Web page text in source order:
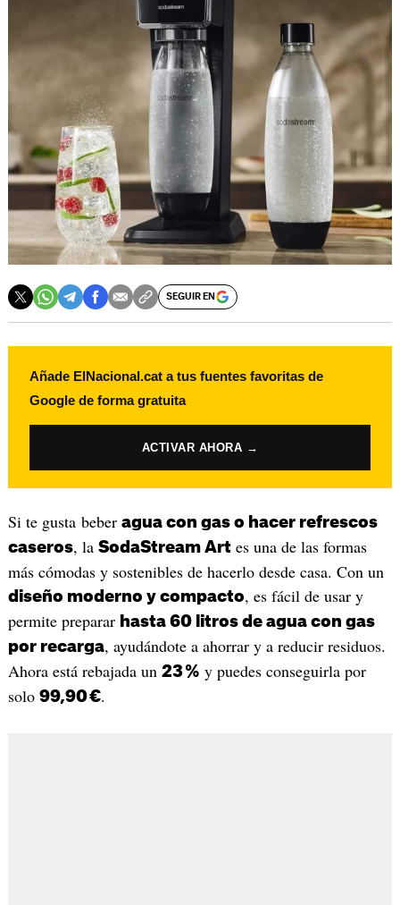
SEGUIR EN
Añade ElNacional.cat a tus fuentes favoritas de
Google de forma gratuita
ACTIVAR AHORA →
Si te gusta beber agua con gas o hacer refrescos
caseros, la SodaStream Artes una de las formas
más cómodas y sostenibles de hacerlo desde casa. Con un
diseño moderno y compacto, es fácil de usar y
permite preparar hasta 60 litros de agua con gas
por recarga, ayudándote a ahorrar y a reducir residuos.
Ahora está rebajada un 23 % y puedes conseguirla por
solo 99,90 €.